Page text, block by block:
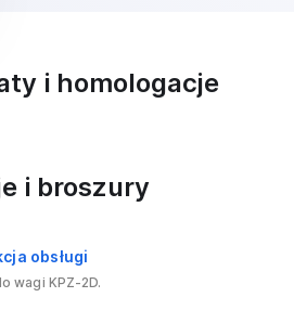
i homologacje
i broszury
obsługi
wagi KPZ-2D.